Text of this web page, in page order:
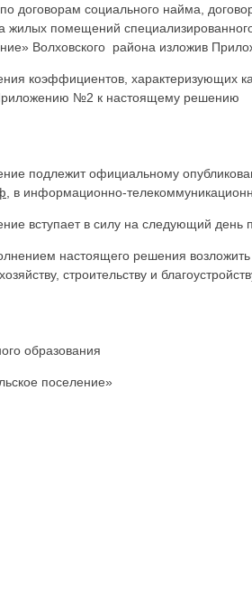
договорам социального найма,
жилых помещений
Волховского района изложив
коэффициентов, характеризующих
№2 к настоящему решению
подлежит официальному
, в информационно-
вступает в силу на следующий день
настоящего решения
строительству и
образования
сельское поселение»